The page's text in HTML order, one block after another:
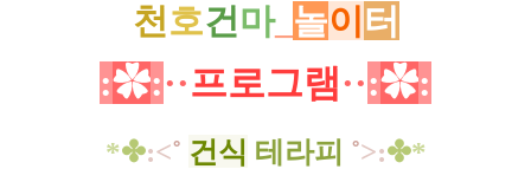
천호건마_ 놀이 터
:✿:··프로그램··:✿:
*✤:<˚ 건식 테라피 ˚>:✤*